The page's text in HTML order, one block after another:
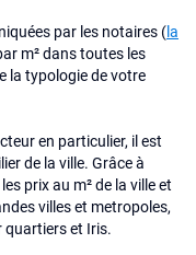
par les notaires (la
m² dans toutes les
la typologie de votre
en particulier, il est
de la ville. Grâce à
prix au m² de la ville et
villes et metropoles,
quartiers et Iris.